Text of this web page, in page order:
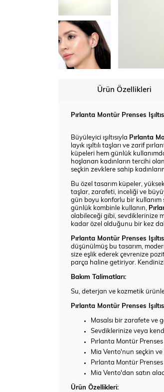
Ürün Özellikleri
Pırlanta Montür Prenses
Büyüleyici ışıltısıyla Pırlanta
layık ışıltılı taşları ve zarif
küpeleri hem günlük
hoşlanan kadınların tercihi
seçkin zevklere sahip
Bu özel tasarım küpeler,
taşlar, zarafeti, inceliği ve
gün boyu konforlu bir kullanım
günlük kombinle kullanın,
olabileceği gibi, sevdiklerinize
kadar özel olduğunu bir kez
Pırlanta Montür Prenses
düşünülmüş bu tasarım,
size eşlik ederek çevrenize
parça haline getiriyor.
Bakım Talimatları:
Su, deterjan ve kozmetik
Pırlanta Montür Prenses
Masalsı bir zarafete ve
Sevdiklerinize veya
Pırlanta Montür Prenses
Mia Vento'nun seçkin ve
Pırlanta Montür
Mia Vento'dan satın
Ürün Özellikleri: